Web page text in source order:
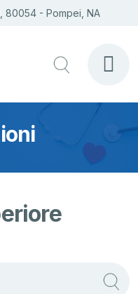
80054 - Pompei, NA